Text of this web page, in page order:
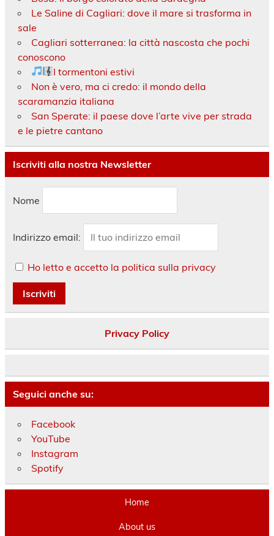
Le Saline di Cagliari: dove il mare si trasforma in
sale
Cagliari sotterranea: la città nascosta che pochi
conoscono
I tormentoni estivi
Non è vero, ma ci credo: il mondo della
scaramanzia italiana
San Sperate: il paese dove l’arte vive per strada
e le pietre cantano
Iscriviti alla nostra Newsletter
Nome
Indirizzo email:
Ho letto e accetto la politica sulla privacy
Privacy Policy
Seguici anche su:
Facebook
YouTube
Instagram
Spotify
Home
About us